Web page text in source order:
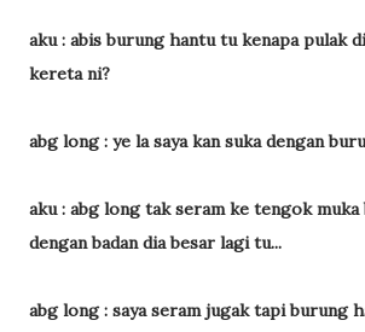
aku : abis burung hantu tu kenapa pulak
kereta ni?
abg long : ye la saya kan suka dengan
aku : abg long tak seram ke tengok
dengan badan dia besar lagi tu...
abg long : saya seram jugak tapi burung